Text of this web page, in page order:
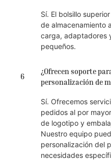
Sí. El bolsillo
de almacenamiento
carga, adaptadores
pequeños.
6
¿Ofrecen soporte
personalización de
Sí. Ofrecemos
pedidos al por
de logotipo y
Nuestro equipo
personalización del
necesidades